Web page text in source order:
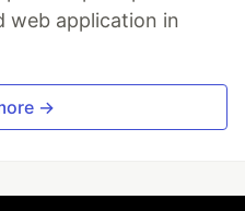
web application in
→